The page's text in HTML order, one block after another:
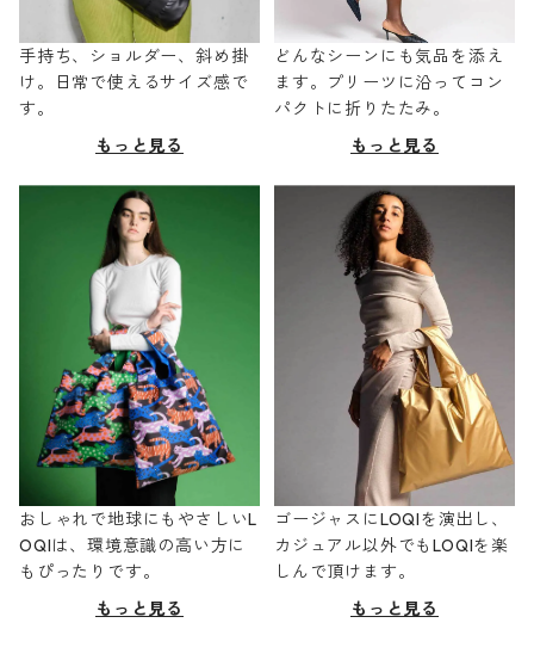
手持ち、ショルダー、斜め掛
け。日常で使えるサイズ感で
す。
もっと見る
どんなシーンにも気品を添え
ます。プリーツに沿ってコン
パクトに折りたたみ。
もっと見る
おしゃれで地球にもやさしいL
OQIは、環境意識の高い方に
もぴったりです。
もっと見る
ゴージャスにLOQIを演出し、
カジュアル以外でもLOQIを楽
しんで頂けます。
もっと見る